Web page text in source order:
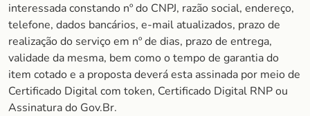
interessada constando nº do CNPJ, razão social, endereço,
telefone, dados bancários, e-mail atualizados, prazo de
realização do serviço em nº de dias, prazo de entrega,
validade da mesma, bem como o tempo de garantia do
item cotado e a proposta deverá esta assinada por meio de
Certificado Digital com token, Certificado Digital RNP ou
Assinatura do Gov.Br.